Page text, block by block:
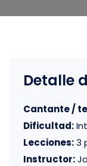
Detalle
Cantante /
Dificultad:
Lecciones:3
Instructor: